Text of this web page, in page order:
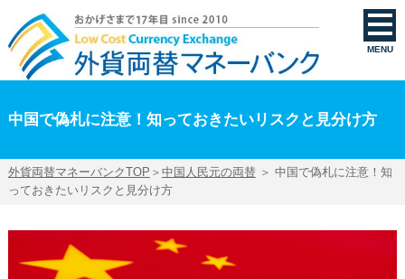
MENU
中国で偽札に注意！知っておきたいリスクと見分け方
外貨両替マネーバンクTOP ＞ 中国人民元の両替 ＞ 中国で偽札に注意！知
っておきたいリスクと見分け方